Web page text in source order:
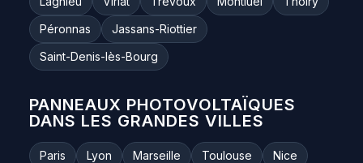
Péronnas
Jassans-Riottier
Saint-Denis-lès-Bourg
PANNEAUX PHOTOVOLTAÏQUES
DANS LES GRANDES VILLES
Paris Lyon Marseille Toulouse
Nice